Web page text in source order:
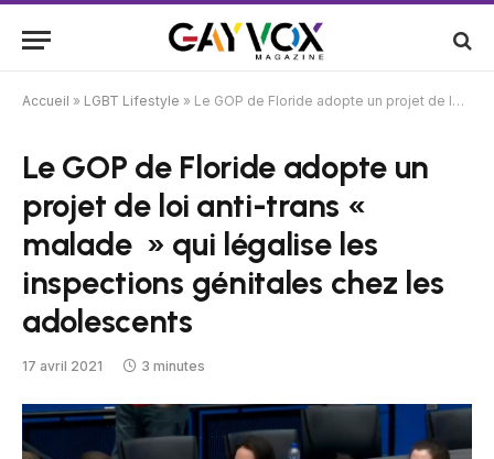
Accueil » LGBT Lifestyle » Le GOP de Floride adopte un projet de loi anti-trans « malade » qui légalise les inspections génitales chez les adolescents
Le GOP de Floride adopte un
projet de loi anti-trans «
malade » qui légalise les
inspections génitales chez les
adolescents
17 avril 2021 3 minutes